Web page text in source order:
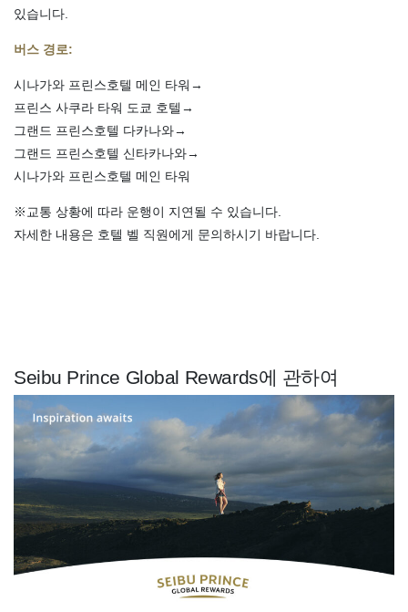
있습니다.
버스 경로:
시나가와 프린스호텔 메인 타워→
프린스 사쿠라 타워 도쿄 호텔→
그랜드 프린스호텔 다카나와→
그랜드 프린스호텔 신타카나와→
시나가와 프린스호텔 메인 타워
※교통 상황에 따라 운행이 지연될 수 있습니다.
자세한 내용은 호텔 벨 직원에게 문의하시기 바랍니다.
Seibu Prince Global Rewards에 관하여